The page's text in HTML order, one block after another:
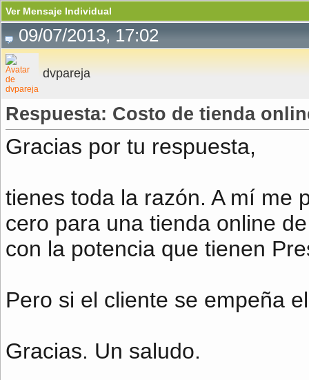
Ver Mensaje Individual
09/07/2013, 17:02
dvpareja
Respuesta: Costo de tienda
Gracias por tu respuesta,
tienes toda la razón. A mí me
cero para una tienda online
con la potencia que tienen
Pero si el cliente se empeña
Gracias. Un saludo.